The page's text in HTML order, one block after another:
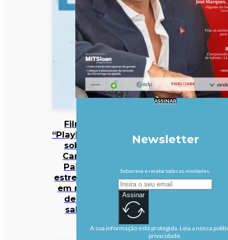
Filme
“Playback”
sobre
Carlos
Paião
estreia-se
em mais
de 50
salas
ASSINAR
Newsletter
Subscreva e receba todas as novidades.
Assinar
A sua informação está protegida. Leia a nossa
privacidade.